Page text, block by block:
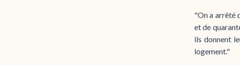
"On a arrêté
et de
ils donnent
logement."